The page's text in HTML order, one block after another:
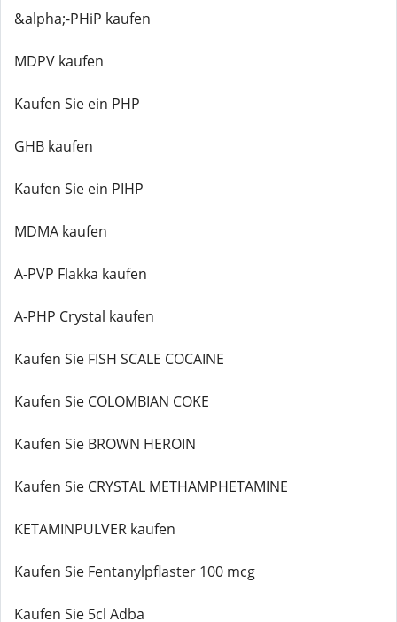
&alpha;-PHiP kaufen
MDPV kaufen
Kaufen Sie ein PHP
GHB kaufen
Kaufen Sie ein PIHP
MDMA kaufen
A-PVP Flakka kaufen
A-PHP Crystal kaufen
Kaufen Sie FISH SCALE COCAINE
Kaufen Sie COLOMBIAN COKE
Kaufen Sie BROWN HEROIN
Kaufen Sie CRYSTAL METHAMPHETAMINE
KETAMINPULVER kaufen
Kaufen Sie Fentanylpflaster 100 mcg
Kaufen Sie 5cl Adba